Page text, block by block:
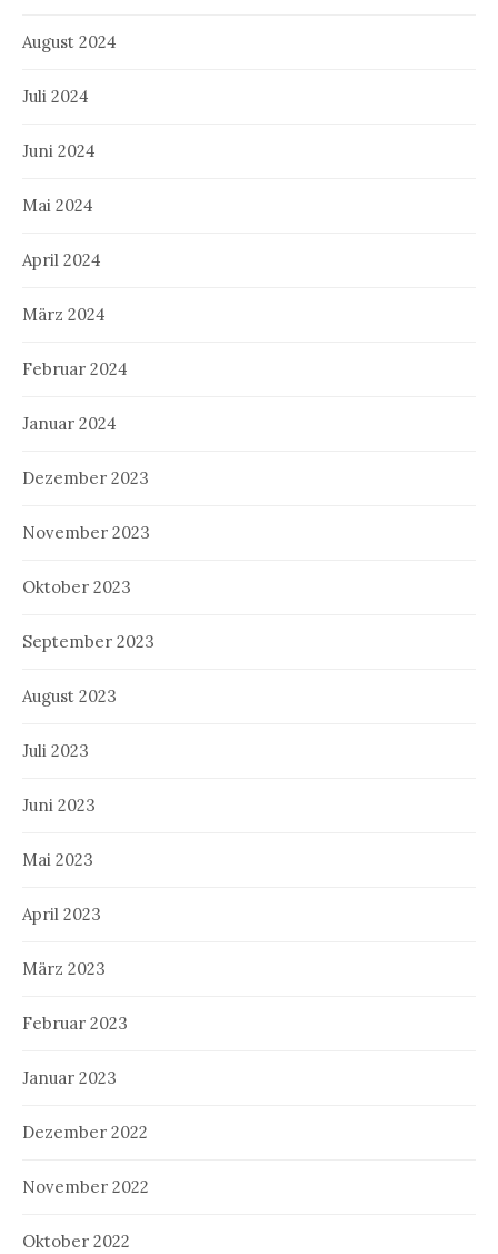
August 2024
Juli 2024
Juni 2024
Mai 2024
April 2024
März 2024
Februar 2024
Januar 2024
Dezember 2023
November 2023
Oktober 2023
September 2023
August 2023
Juli 2023
Juni 2023
Mai 2023
April 2023
März 2023
Februar 2023
Januar 2023
Dezember 2022
November 2022
Oktober 2022